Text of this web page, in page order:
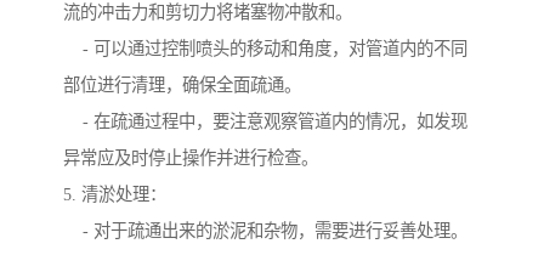
流的冲击力和剪切力将堵塞物冲散和。
- 可以通过控制喷头的移动和角度，对管道内的不同
部位进行清理，确保全面疏通。
- 在疏通过程中，要注意观察管道内的情况，如发现
异常应及时停止操作并进行检查。
5. 清淤处理：
- 对于疏通出来的淤泥和杂物，需要进行妥善处理。